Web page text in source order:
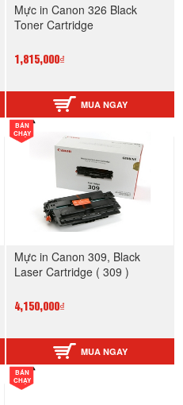
Mực in Canon 326 Black
Toner Cartridge
1,815,000₫
MUA NGAY
BÁN
CHẠY
Mực in Canon 309, Black
Laser Cartridge ( 309 )
4,150,000₫
MUA NGAY
BÁN
CHẠY